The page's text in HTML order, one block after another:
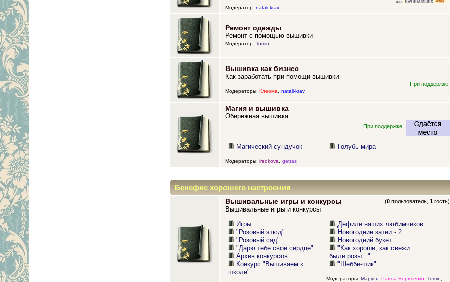
Модератор: natali-krav
Ремонт одежды
Ремонт с помощью вышивки
Модератор: Tomin
Вышивка как бизнес
Как заработать при помощи вышивки
При поддержке:
Модераторы: Клеома, natali-krav
Магия и вышивка
Обережная вышивка
При поддержке:
Магический сундучок Голубь мира
Модераторы: iredkova gettas
Бенефис хорошего настроения
Вышивальные игры и конкурсы (0 пользователь,1 гость)
Вышивальные игры и конкурсы
Игры
"Розовый этюд"
"Розовый сад"
"Дарю тебе своё сердце"
Архив конкурсов
Конкурс "Вышиваем к
школе"
Дефиле наших любимчиков
Новогодние затеи - 2
Новогодний букет
"Как хороши, как свежи
были розы..."
"Шебби-шик"
Модераторы: Маруся, Раиса Борисенко, Tomin